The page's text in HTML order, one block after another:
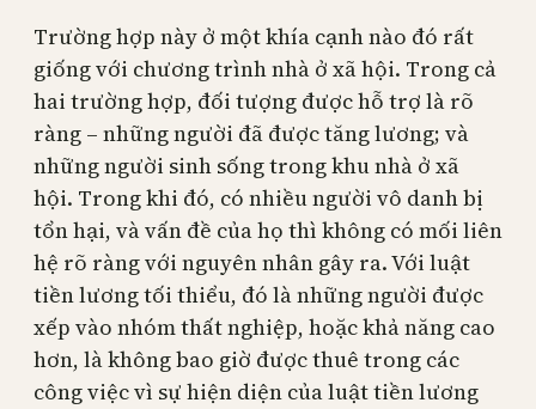
Trường hợp này ở một khía cạnh nào đó rất
giống với chương trình nhà ở xã hội. Trong cả
hai trường hợp, đối tượng được hỗ trợ là rõ
ràng – những người đã được tăng lương; và
những người sinh sống trong khu nhà ở xã
hội. Trong khi đó, có nhiều người vô danh bị
tổn hại, và vấn đề của họ thì không có mối liên
hệ rõ ràng với nguyên nhân gây ra. Với luật
tiền lương tối thiểu, đó là những người được
xếp vào nhóm thất nghiệp, hoặc khả năng cao
hơn, là không bao giờ được thuê trong các
công việc vì sự hiện diện của luật tiền lương